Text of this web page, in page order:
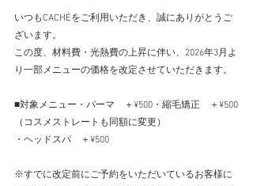
いつもCACHÉをご利用いただき、誠にありがとうご
ざいます。
この度、材料費・光熱費の上昇に伴い、2026年3月よ
り一部メニューの価格を改定させていただきます。
■対象メニュー・パーマ　＋¥500・縮毛矯正　＋¥500
（コスメストレートも同額に変更）
・ヘッドスパ　＋¥500
※すでに改定前にご予約をいただいているお客様に